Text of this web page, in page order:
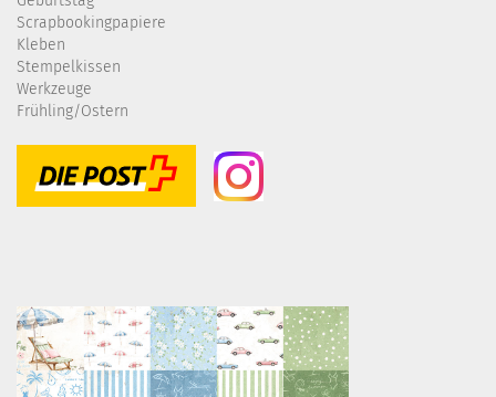
Scrapbookingpapiere
Kleben
Stempelkissen
Werkzeuge
Frühling/Ostern